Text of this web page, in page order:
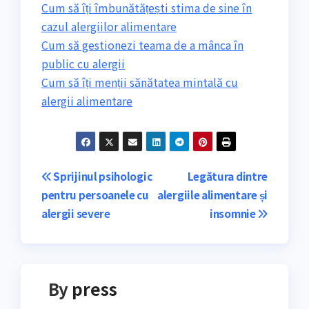
Cum să îți îmbunătățești stima de sine în
cazul alergiilor alimentare
Cum să gestionezi teama de a mânca în
public cu alergii
Cum să îți menții sănătatea mintală cu
alergii alimentare
Navigare
în
Legătura dintre
alergiile alimentare și
insomnie
Sprijinul psihologic
pentru persoanele cu
alergii severe
By press